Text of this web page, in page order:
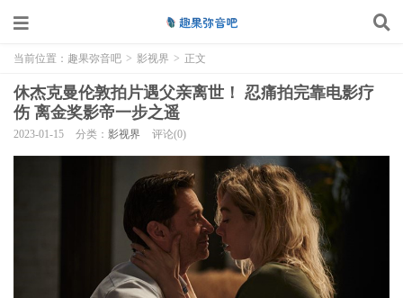
当前位置： 趣果弥音吧 > 影视界 > 正文
休杰克曼伦敦拍片遇父亲离世！ 忍痛拍完靠电影疗
伤 离金奖影帝一步之遥
2023-01-15 分类： 影视界 评论(0)